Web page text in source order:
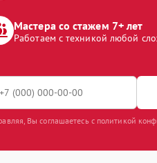
Мастера со стажем 7+ лет
Работаем с техникой любой
Вы соглашаетесь с политикой